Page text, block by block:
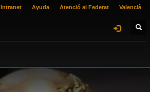
Intranet Ayuda Atenció al Federat Valencià